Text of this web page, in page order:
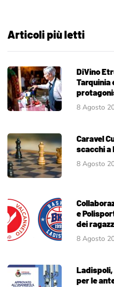
Articoli più letti
DiVino
Tarquinia
8 Agosto
Caravel
scacchi a
8 Agosto
e
dei
8 Agosto
per le